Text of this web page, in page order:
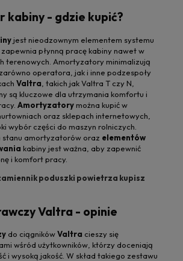
- gdzie kupić?
jest nieodzownym elementem systemu
płynną pracę kabiny nawet w
terenowych. Amortyzatory minimalizują
operatora, jak i inne podzespoły
Valtra , takich jak Valtra T czy N,
są kluczowe dla utrzymania komfortu i
Amortyzatory można kupić w
oraz sklepach internetowych,
wybór części do maszyn rolniczych.
stanu amortyzatorów oraz elementów
kabiny jest ważna, aby zapewnić
i komfort pracy.
poduszki powietrza kupisz
Valtra - opinie
do ciągnikówValtra cieszy się
wśród użytkowników, którzy doceniają
i wysoką jakość. W skład takiego zestawu